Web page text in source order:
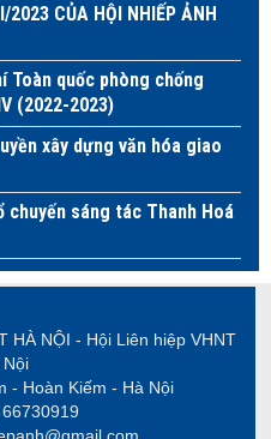
2023 CỦA HỘI NHIẾP ẢNH
Toàn quốc phòng chống
(2022-2023)
xây dựng văn hóa giao
chuyến sáng tác Thanh Hoá
HÀ NỘI - Hội Liên hiệp VHNT
Nội
- Hoàn Kiếm - Hà Nội